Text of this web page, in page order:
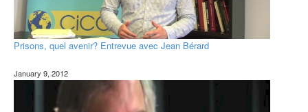
Prisons, quel avenir? Entrevue avec Jean Bérard
January 9, 2012